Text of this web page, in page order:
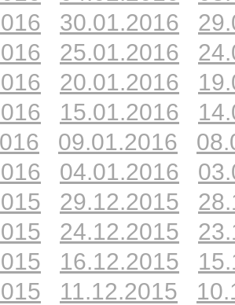
30.01.2016
25.01.2016
20.01.2016
15.01.2016
09.01.2016
04.01.2016
29.12.2015
24.12.2015
16.12.2015
11.12.2015